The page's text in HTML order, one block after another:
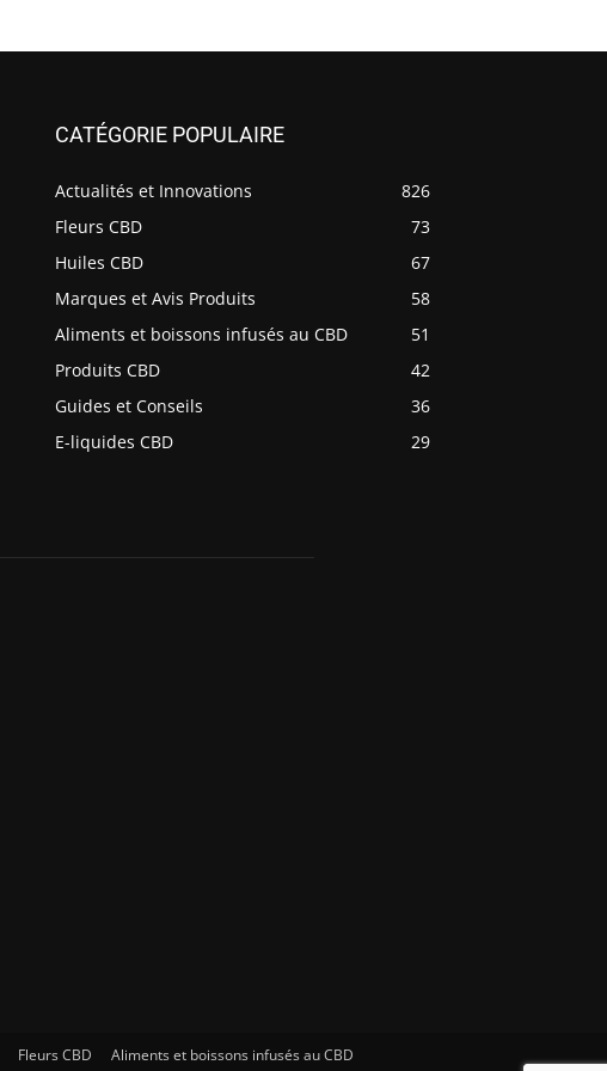
CATÉGORIE POPULAIRE
Actualités et Innovations
826
Fleurs CBD
73
Huiles CBD
67
Marques et Avis Produits
58
Aliments et boissons infusés au CBD
51
Produits CBD
42
Guides et Conseils
36
E-liquides CBD
29
Fleurs CBD
Aliments et boissons infusés au CBD